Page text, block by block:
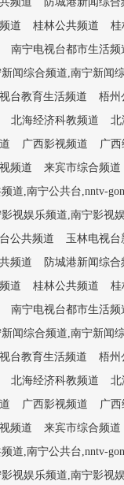
道 桂林公共频道 桂
南宁电视台都市生活频
闻综合频道,南宁新闻
台教育生活频道 梧州
北海经济科教频道 北
广西影视频道 广
频道 来宾市综合频道
道,南宁公共台,nntv-
视娱乐频道,南宁影视
公共频道 玉林电视台
频道 防城港新闻综合
道 桂林公共频道 桂
南宁电视台都市生活频
闻综合频道,南宁新闻
台教育生活频道 梧州
北海经济科教频道 北
广西影视频道 广
频道 来宾市综合频道
道,南宁公共台,nntv-
视娱乐频道,南宁影视